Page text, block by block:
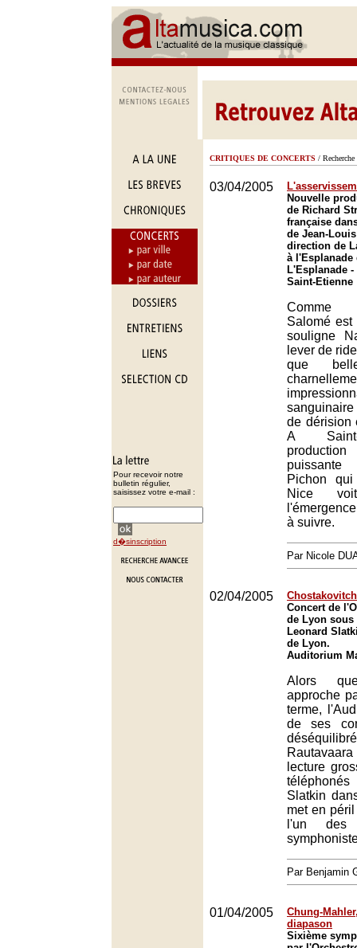
Pour recevoir notre
bulletin régulier,
saisissez votre e-mail :
d�sinscription
CRITIQUES DE CONCERTS / Recherche
03/04/2005
Nouvelle
de Richard
française
de Jean-
direction de
à l'Esplanade
L'Esplanade -
Saint-Etienne
Comme
Salomé est
souligne
lever de
que
de dérision
A
puissante
Pichon
Nice
à suivre.
Par Nicole
02/04/2005
Concert de
de Lyon
Leonard
de Lyon.
Auditorium
Alors
approche
terme,
de ses
lecture
Slatkin
met en
l'un des
Par Benjamin
01/04/2005
Chung-
diapason
Sixième